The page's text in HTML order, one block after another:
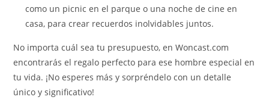
como un picnic en el parque o una noche de cine en
casa, para crear recuerdos inolvidables juntos.
No importa cuál sea tu presupuesto, en Woncast.com
encontrarás el regalo perfecto para ese hombre especial en
tu vida. ¡No esperes más y sorpréndelo con un detalle
único y significativo!